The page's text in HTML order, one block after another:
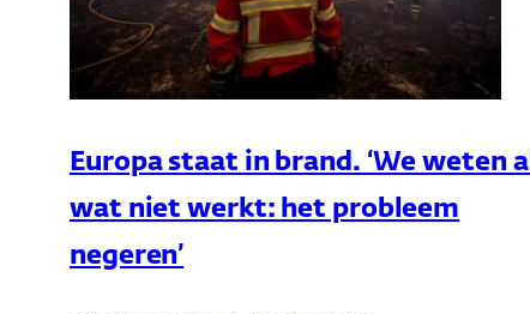
Europa staat in brand. ‘We weten al
wat niet werkt: het probleem
negeren’